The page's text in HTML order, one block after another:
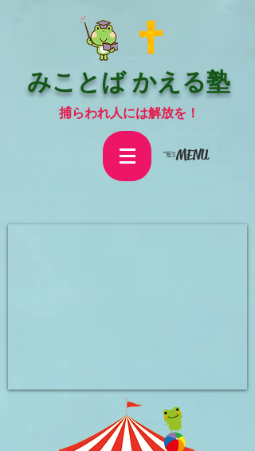
みことば かえる塾
捕らわれ人には解放を！
☜MENU